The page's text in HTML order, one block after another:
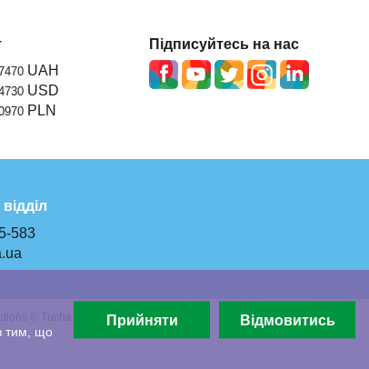
UAH
USD
PLN
Підписуйтесь на нас
583
© Tucha.ua 1998-2026
тим, що
Прийняти Відмовитись